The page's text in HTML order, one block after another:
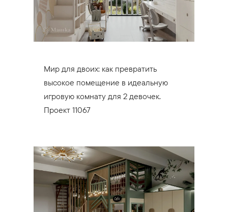
Мир для двоих: как превратить
высокое помещение в идеальную
игровую комнату для 2 девочек.
Проект 11067